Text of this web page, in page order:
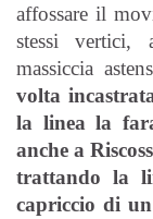
affossare il
stessi vertici,
massiccia
volta
la linea la
anche a
trattando la
capriccio di